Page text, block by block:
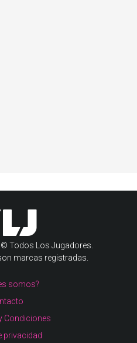
Todos Los Jugadores.
marcas registradas.
somos?
Condiciones
privacidad